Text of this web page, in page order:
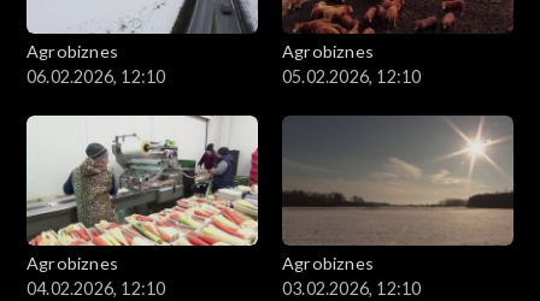
Agrobiznes
06.02.2026, 12:10
Agrobiznes
05.02.2026, 12:10
Agrobiznes
04.02.2026, 12:10
Agrobiznes
03.02.2026, 12:10